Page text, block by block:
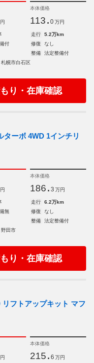
本体価格
113. 0 万円
走行
5.2万km
付 修復
なし
整備
法定整備付
幌市白石区
り・在庫確認
ターボ 4WD 1インチリ
本体価格
186. 3 万円
走行
6.2万km
無 修復
なし
整備
法定整備付
田市
り・在庫確認
フトアップキット マフ
本体価格
215. 6 万円